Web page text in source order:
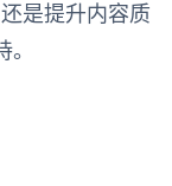
是提升内容质